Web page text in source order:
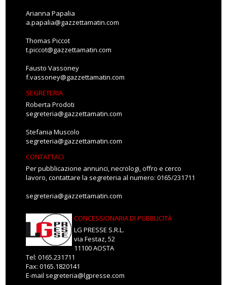
Arianna Papalia
a.papalia@gazzettamatin.com
Thomas Piccot
t.piccot@gazzettamatin.com
Fausto Vassoney
f.vassoney@gazzettamatin.com
SEGRETERIA
Roberta Prodoti
segreteria@gazzettamatin.com
Stefania Muscolo
segreteria@gazzettamatin.com
CONTATTACI
Per pubblicazione annunci, necrologi, offro e cerco
lavoro, contattare la segreteria al numero: 0165/231711
segreteria@gazzettamatin.com
CONCESSIONARIA DI PUBBLICITÀ
LG PRESSE S.R.L.
via Festaz, 52
11100 AOSTA
Tel: 0165.231711
Fax: 0165.1820141
E-mail segreteria@lgpresse.com